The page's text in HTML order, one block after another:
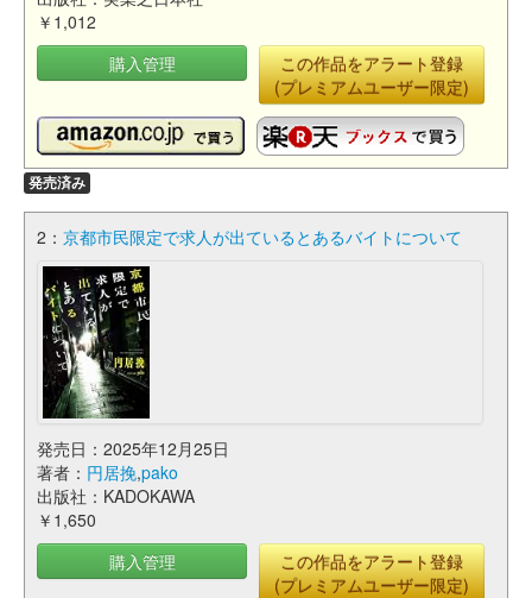
￥1,012
購入管理
この作品をアラート登録
(プレミアムユーザー限定)
発売済み
2： 京都市民限定で求人が出ているとあるバイトについて
発売日：2025年12月25日
著者： 円居挽,pako
出版社：KADOKAWA
￥1,650
購入管理
この作品をアラート登録
(プレミアムユーザー限定)